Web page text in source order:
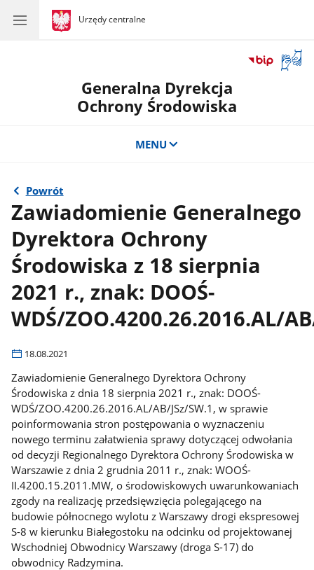
gov.pl
Urzędy centralne
gov.pl
Urzędy
okno
Generalna Dyrekcja
Ochrony Środowiska
MENU
Powrót
Zawiadomienie Generalnego
Dyrektora Ochrony
Środowiska z 18 sierpnia
2021 r., znak: DOOŚ-
WDŚ/ZOO.4200.26.2016.AL/
18.08.2021
Zawiadomienie Generalnego Dyrektora Ochrony
Środowiska z dnia 18 sierpnia 2021 r., znak: DOOŚ-
WDŚ/ZOO.4200.26.2016.AL/AB/JSz/SW.1, w sprawie
poinformowania stron postępowania o wyznaczeniu
nowego terminu załatwienia sprawy dotyczącej odwołania
od decyzji Regionalnego Dyrektora Ochrony Środowiska w
Warszawie z dnia 2 grudnia 2011 r., znak: WOOŚ-
II.4200.15.2011.MW, o środowiskowych uwarunkowaniach
zgody na realizację przedsięwzięcia polegającego na
budowie północnego wylotu z Warszawy drogi ekspresowej
S-8 w kierunku Białegostoku na odcinku od projektowanej
Wschodniej Obwodnicy Warszawy (droga S-17) do
obwodnicy Radzymina.